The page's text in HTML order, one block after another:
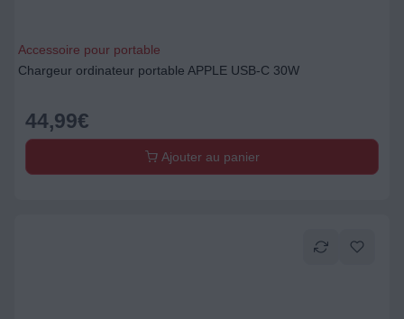
Accessoire pour portable
Chargeur ordinateur portable APPLE USB-C 30W
44,99€
Ajouter au panier